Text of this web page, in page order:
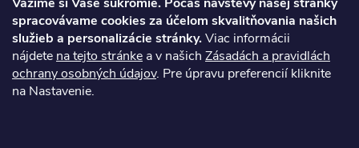
spracovávame cookies za účelom skvalitňovania našich
služieb a personalizácie stránky.Viac informácii
nájdete na tejto stránke a v našich Zásadách a pravidlách
ochrany osobných údajov. Pre úpravu preferencií kliknite
na Nastavenie.
platné od : 9/8/2026